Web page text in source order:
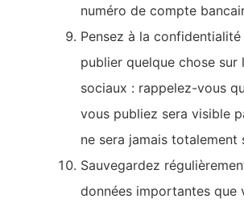
numéro de compte
Pensez à la
publier quelque chose sur
sociaux : rappelez-vous
vous publiez sera visible
ne sera jamais totalement
Sauvegardez
données importantes que